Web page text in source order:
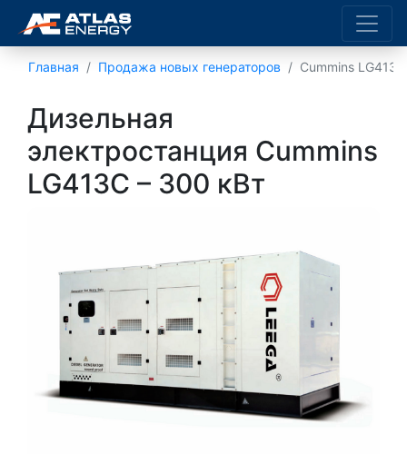
Главная Продажа новых генераторов Cummins LG413C
Дизельная
электростанция Cummins
LG413C – 300 кВт